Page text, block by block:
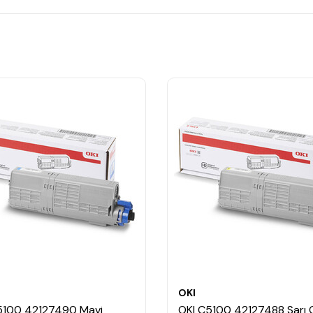
42127490 Mavi
OKI
OKI C5100 42127488 Sarı